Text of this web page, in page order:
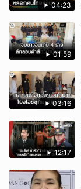
04:23
01:59
03:16
12:17